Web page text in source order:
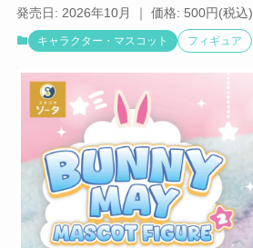
発売日: 2026年10月 ｜ 価格: 500円(税込)
キャラクター・マスコット フィギュア